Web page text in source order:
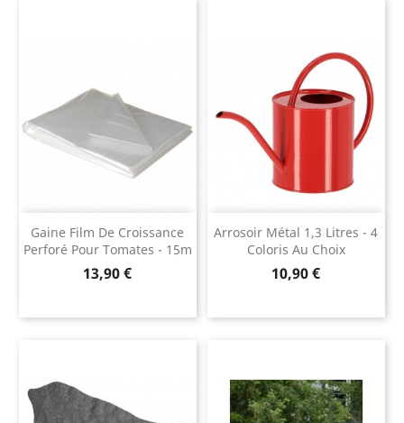
Gaine Film De Croissance
Perforé Pour Tomates - 15m
Prix
13,90 €
Arrosoir Métal 1,3 Litres - 4
Coloris Au Choix
Prix
10,90 €